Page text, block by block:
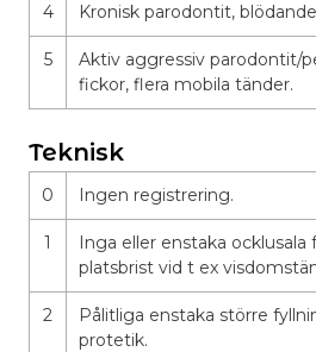
4 Kronisk parodontit,
5
Aktiv aggressiv parodontit/
fickor, flera mobila tänder.
Teknisk
0 Ingen registrering.
1
Inga eller enstaka ocklusala
platsbrist vid t ex
2
Pålitliga enstaka större
protetik.